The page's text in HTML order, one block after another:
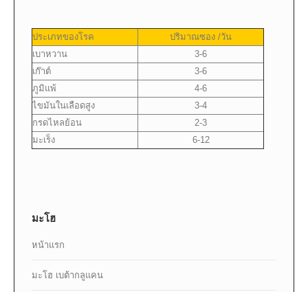
ประเภทของโรค
ปริมาณซอง /วัน
เบาหวาน
3-6
เก๊าต์
3-6
ภูมิแพ้
4-6
ไขมันในเลือดสูง
3-4
กรดไหลย้อน
2-3
มะเร็ง
6-12
มะโฮ
หน้าแรก
มะโฮ เบต้ากลูแคน